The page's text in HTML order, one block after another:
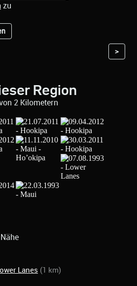
zu
>
Region
2 Kilometern
Lanes (1 km)